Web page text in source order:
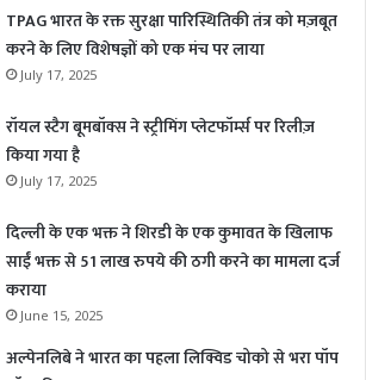
TPAG भारत के रक्त सुरक्षा पारिस्थितिकी तंत्र को मज़बूत
करने के लिए विशेषज्ञों को एक मंच पर लाया
July 17, 2025
रॉयल स्टैग बूमबॉक्स ने स्ट्रीमिंग प्लेटफॉर्म्स पर रिलीज़
किया गया है
July 17, 2025
दिल्ली के एक भक्त ने शिरडी के एक कुमावत के खिलाफ
साईं भक्त से 51 लाख रुपये की ठगी करने का मामला दर्ज
कराया
June 15, 2025
अल्पेनलिबे ने भारत का पहला लिक्विड चोको से भरा पॉप